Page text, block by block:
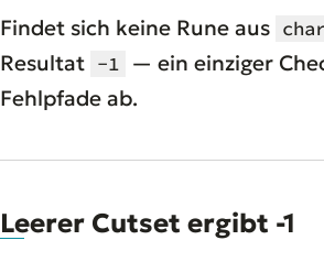
Findet sich keine Rune aus
Resultat -1 — ein einziger
Fehlpfade ab.
Leerer Cutset ergibt -1